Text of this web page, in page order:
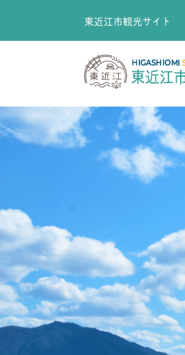
東近江市観光サイト